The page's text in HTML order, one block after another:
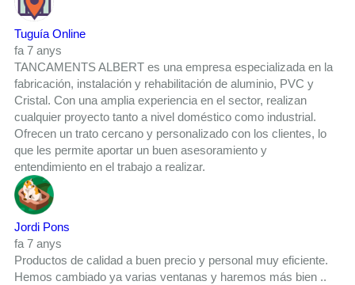
Tuguía Online
fa 7 anys
TANCAMENTS ALBERT es una empresa especializada en la
fabricación, instalación y rehabilitación de aluminio, PVC y
Cristal. Con una amplia experiencia en el sector, realizan
cualquier proyecto tanto a nivel doméstico como industrial.
Ofrecen un trato cercano y personalizado con los clientes, lo
que les permite aportar un buen asesoramiento y
entendimiento en el trabajo a realizar.
Jordi Pons
fa 7 anys
Productos de calidad a buen precio y personal muy eficiente.
Hemos cambiado ya varias ventanas y haremos más bien ..